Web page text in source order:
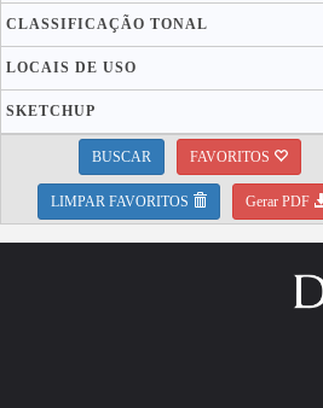
CLASSIFICAÇÃO TONAL
LOCAIS DE USO
SKETCHUP
BUSCAR FAVORITOS
LIMPAR FAVORITOS Gerar PDF